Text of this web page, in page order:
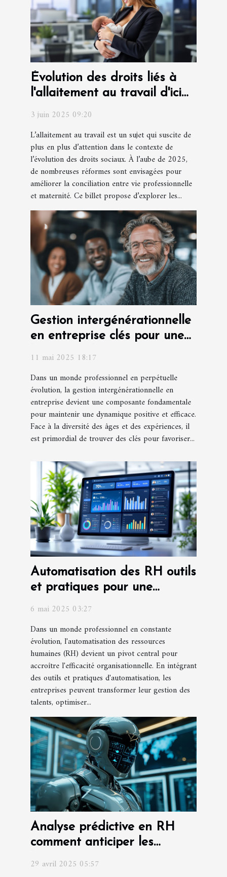
Évolution des droits liés à
l'allaitement au travail d'ici
3 juin 2025 09:20
L’allaitement au travail est un sujet qui suscite de
plus en plus d’attention dans le contexte de
l’évolution des droits sociaux. À l’aube de 2025,
de nombreuses réformes sont envisagées pour
améliorer la conciliation entre vie professionnelle
et maternité. Ce billet propose d’explorer les...
Gestion intergénérationnelle
en entreprise clés pour une
harmonie des âges
11 mai 2025 18:17
Dans un monde professionnel en perpétuelle
évolution, la gestion intergénérationnelle en
entreprise devient une composante fondamentale
pour maintenir une dynamique positive et efficace.
Face à la diversité des âges et des expériences, il
est primordial de trouver des clés pour favoriser...
Automatisation des RH outils
et pratiques pour une
6 mai 2025 03:27
Dans un monde professionnel en constante
évolution, l'automatisation des ressources
humaines (RH) devient un pivot central pour
accroître l'efficacité organisationnelle. En intégrant
des outils et pratiques d'automatisation, les
entreprises peuvent transformer leur gestion des
talents, optimiser...
Analyse prédictive en RH
comment anticiper les
besoins en recrutement
29 avril 2025 05:57